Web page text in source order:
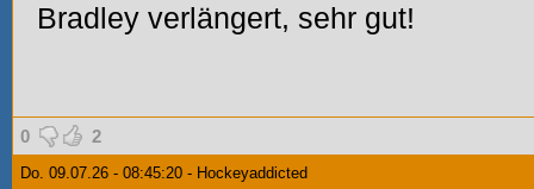
Bradley verlängert, sehr gut!
0 2
Do. 09.07.26 - 08:45:20 - Hockeyaddicted